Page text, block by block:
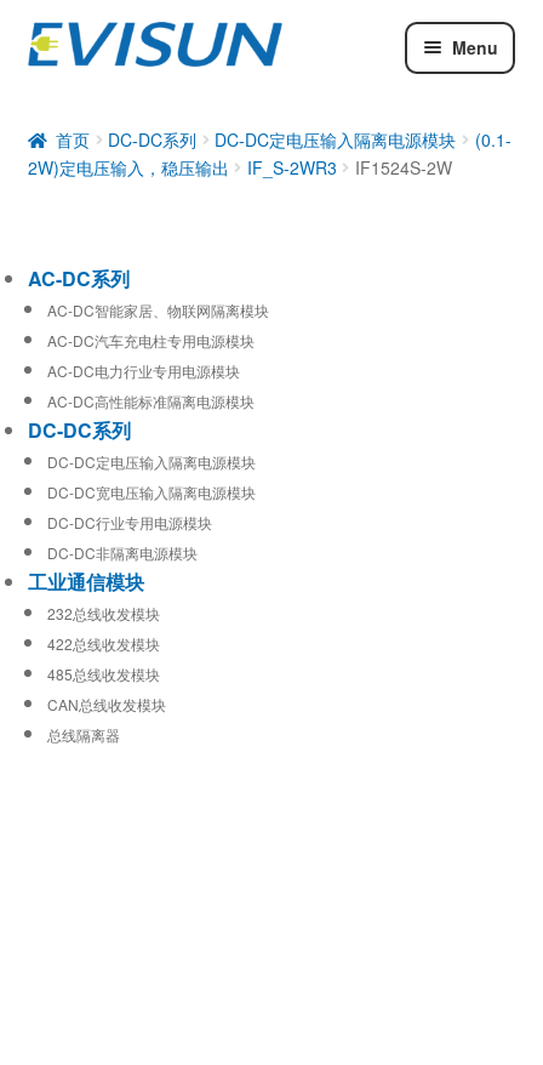
Menu
DC-DC系列
工业通信模块
首页 DC-DC系列 DC-DC定电压输入隔离电源模块
(0.1-
2W)定电压输入，稳压输出
IF_S-2WR3 IF1524S-2W
AC-DC系列
AC-DC智能家居、物联网隔离模块
AC-DC汽车充电柱专用电源模块
AC-DC电力行业专用电源模块
AC-DC高性能标准隔离电源模块
DC-DC系列
DC-DC定电压输入隔离电源模块
DC-DC宽电压输入隔离电源模块
DC-DC行业专用电源模块
DC-DC非隔离电源模块
工业通信模块
232总线收发模块
422总线收发模块
485总线收发模块
CAN总线收发模块
总线隔离器